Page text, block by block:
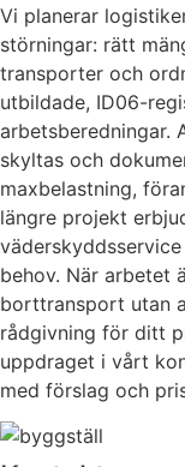
Vi planerar
störningar: rätt
transporter och
utbildade, ID06-
arbetsberedningar.
skyltas och
maxbelastning,
längre projekt
behov. När arbetet
borttransport utan
rådgivning för ditt
uppdraget i vårt
med förslag och